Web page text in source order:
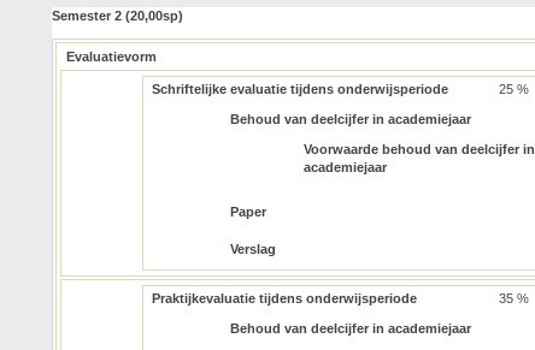
Semester 2 (20,00sp)
Evaluatievorm
Schriftelijke evaluatie tijdens onderwijsperiode 25 %
Behoud van deelcijfer in academiejaar
Voorwaarde behoud van deelcijfer in
academiejaar
Paper
Verslag
Praktijkevaluatie tijdens onderwijsperiode 35 %
Behoud van deelcijfer in academiejaar